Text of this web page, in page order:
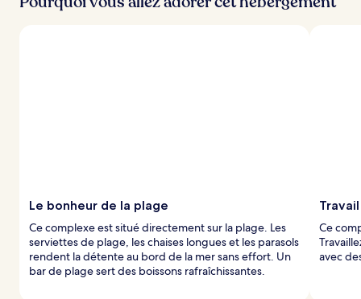
Le bonheur de la plage
Ce complexe est situé directement sur la plage. Les
serviettes de plage, les chaises longues et les parasols
rendent la détente au bord de la mer sans effort. Un
bar de plage sert des boissons rafraîchissantes.
Ce
avec